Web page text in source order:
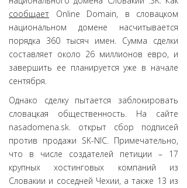
сообщает Online Domain, в словацком
национальном домене насчитывается
порядка 360 тысяч имен. Сумма сделки
составляет около 26 миллионов евро, и
завершить ее планируется уже в начале
сентября.
Однако сделку пытается заблокировать
словацкая общественность. На сайте
nasadomena.sk. открыт сбор подписей
против продажи SK-NIC. Примечательно,
что в числе создателей петиции – 17
крупных хостинговых компаний из
Словакии и соседней Чехии, а также 13 из